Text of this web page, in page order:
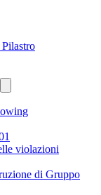
violazioni
di Gruppo